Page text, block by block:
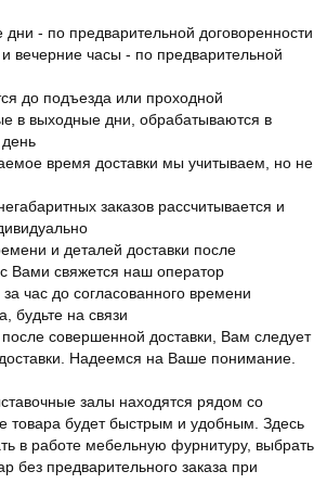
дни - по предварительной договоренности
и вечерние часы - по предварительной
до подъезда или проходной
в выходные дни, обрабатываются в
время доставки мы учитываем, но не
заказов рассчитывается и
и деталей доставки после
Вами свяжется наш оператор
час до согласованного времени
будьте на связи
после совершенной доставки, Вам следует
Надеемся на Ваше понимание.
залы находятся рядом со
товара будет быстрым и удобным. Здесь
в работе мебельную фурнитуру, выбрать
без предварительного заказа при